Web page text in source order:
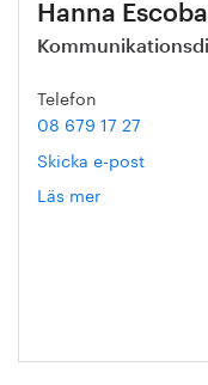
Hanna
Telefon
08 679 17 27
Skicka e-post
Läs mer